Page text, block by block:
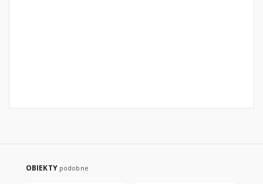
OBIEKTY podobne